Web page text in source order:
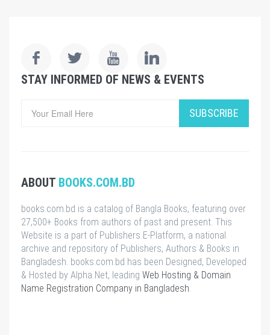
STAY INFORMED OF NEWS & EVENTS
SUBSCRIBE
ABOUT BOOKS.COM.BD
books.com.bd is a catalog of Bangla Books, featuring over
27,500+ Books from authors of past and present. This
Website is a part of Publishers E-Platform, a national
archive and repository of Publishers, Authors & Books in
Bangladesh. books.com.bd has been Designed, Developed
& Hosted by Alpha Net, leading Web Hosting & Domain
Name Registration Company in Bangladesh